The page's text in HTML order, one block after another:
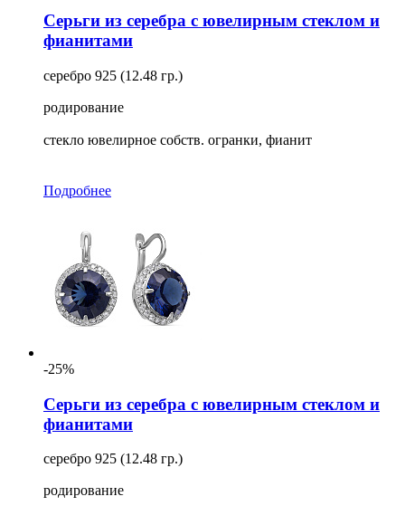
Серьги из серебра с ювелирным стеклом и
фианитами
серебро 925 (12.48 гр.)
родирование
стекло ювелирное собств. огранки, фианит
Подробнее
-25%
Серьги из серебра с ювелирным стеклом и
фианитами
серебро 925 (12.48 гр.)
родирование